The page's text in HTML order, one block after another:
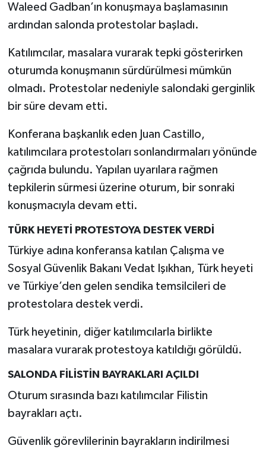
Waleed Gadban’ın konuşmaya başlamasının
ardından salonda protestolar başladı.
Katılımcılar, masalara vurarak tepki gösterirken
oturumda konuşmanın sürdürülmesi mümkün
olmadı. Protestolar nedeniyle salondaki gerginlik
bir süre devam etti.
Konferana başkanlık eden Juan Castillo,
katılımcılara protestoları sonlandırmaları yönünde
çağrıda bulundu. Yapılan uyarılara rağmen
tepkilerin sürmesi üzerine oturum, bir sonraki
konuşmacıyla devam etti.
TÜRK HEYETİ PROTESTOYA DESTEK VERDİ
Türkiye adına konferansa katılan Çalışma ve
Sosyal Güvenlik Bakanı Vedat Işıkhan, Türk heyeti
ve Türkiye’den gelen sendika temsilcileri de
protestolara destek verdi.
Türk heyetinin, diğer katılımcılarla birlikte
masalara vurarak protestoya katıldığı görüldü.
SALONDA FİLİSTİN BAYRAKLARI AÇILDI
Oturum sırasında bazı katılımcılar Filistin
bayrakları açtı.
Güvenlik görevlilerinin bayrakların indirilmesi